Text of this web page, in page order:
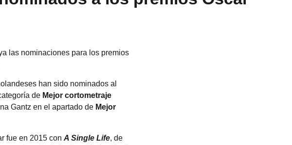
las nominaciones para los premios
han sido nominados al
de Mejor cortometraje
Gantz en el apartado de Mejor
fue en 2015 con A Single Life, de